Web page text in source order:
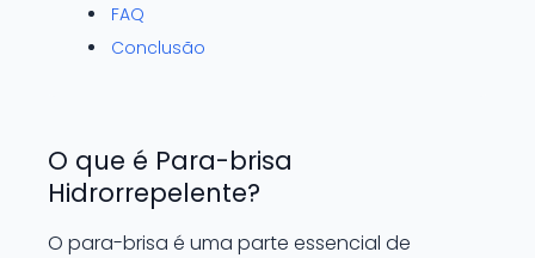
FAQ
Conclusão
O que é Para-brisa
Hidrorrepelente?
O para-brisa é uma parte essencial de